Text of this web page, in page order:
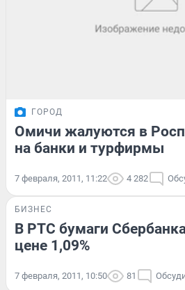
ГОРОД
Омичи жалуются в
на банки и турфирмы
7 февраля, 2011, 11:22 4 282
БИЗНЕС
В РТС бумаги
цене 1,09%
7 февраля, 2011, 10:50 81